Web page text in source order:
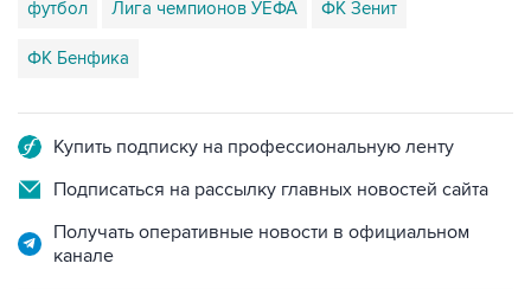
футбол Лига чемпионов УЕФА ФК Зенит
ФК Бенфика
Купить подписку на профессиональную ленту
Подписаться на рассылку главных новостей сайта
Получать оперативные новости в официальном
канале